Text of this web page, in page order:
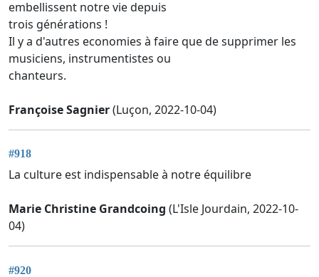
embellissent notre vie depuis
trois générations !
Il y a d'autres economies à faire que de supprimer les
musiciens, instrumentistes ou
chanteurs.
Françoise Sagnier(Luçon, 2022-10-04)
#918
La culture est indispensable à notre équilibre
Marie Christine Grandcoing (L'Isle Jourdain, 2022-10-
04)
#920